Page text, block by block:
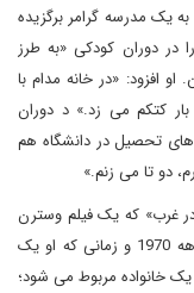
یک مدرسه گرامر برگزیده
در دوران کودکی «به طرز
افزود: «در خانه مدام با
کتکم می زد.» د دوران
تحصیل در دانشگاه هم
دو تا می زنم.»
در غرب» که یک فیلم وسترن
ساخت 1968 به کارگردانی سرجیو لئون است، در دهه 1970 و زمانی که او یک
خانواده مربوط می شود؛